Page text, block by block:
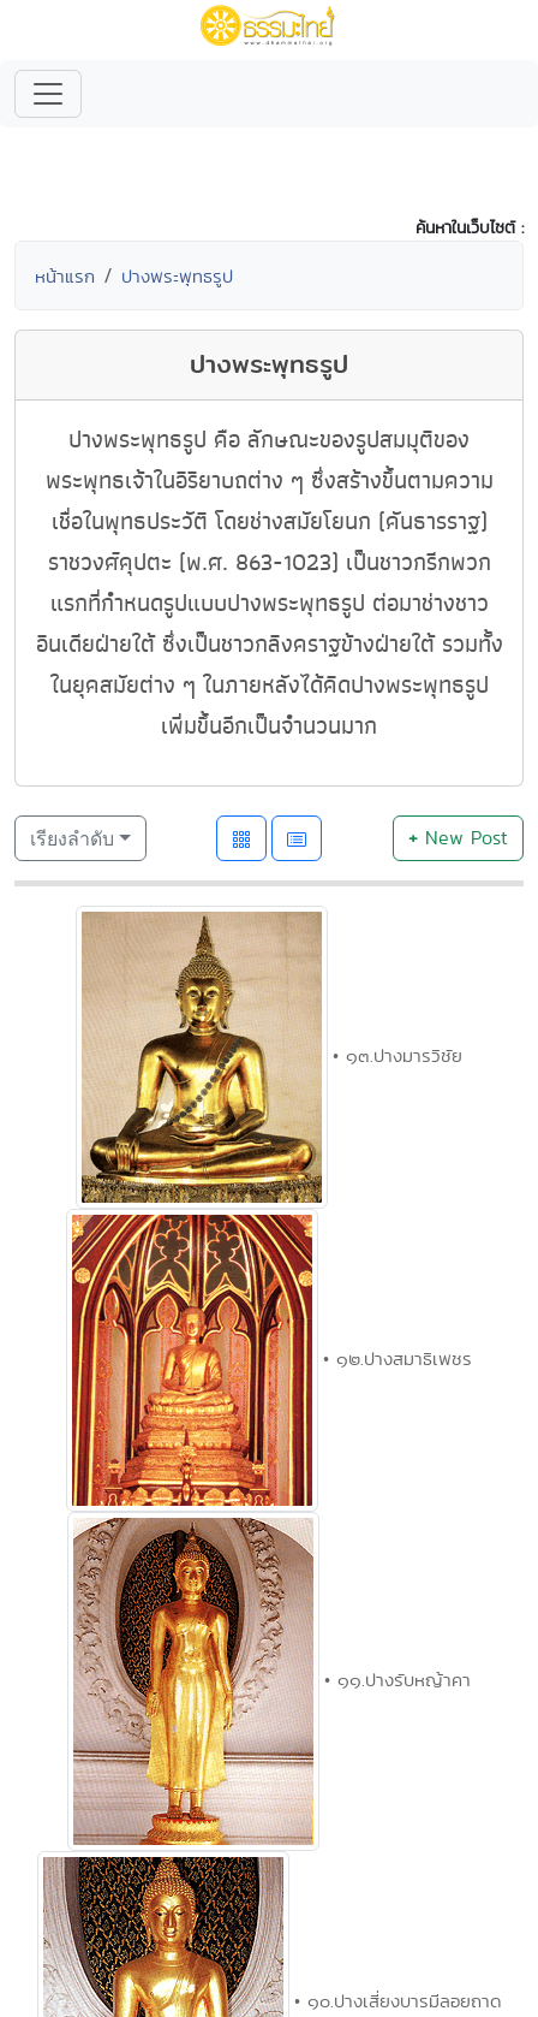
ค้นหาในเว็บไซต์ :
หน้าแรก ปางพระพุทธรูป
ปางพระพุทธรูป
ปางพระพุทธรูป คือ ลักษณะของรูปสมมุติของ
พระพุทธเจ้าในอิริยาบถต่าง ๆ ซึ่งสร้างขึ้นตามความ
เชื่อในพุทธประวัติ โดยช่างสมัยโยนก (คันธารราฐ)
ราชวงศ์คุปตะ (พ.ศ. 863-1023) เป็นชาวกรีกพวก
แรกที่กำหนดรูปแบบปางพระพุทธรูป ต่อมาช่างชาว
อินเดียฝ่ายใต้ ซึ่งเป็นชาวกลิงคราฐข้างฝ่ายใต้ รวมทั้ง
ในยุคสมัยต่าง ๆ ในภายหลังได้คิดปางพระพุทธรูป
เพิ่มขึ้นอีกเป็นจำนวนมาก
เรียงลำดับ +New Post
• ๑๓.ปางมารวิชัย
• ๑๒.ปางสมาธิเพชร
• ๑๑.ปางรับหญ้าคา
• ๑๐.ปางเสี่ยงบารมีลอยถาด